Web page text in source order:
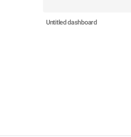
Untitled dashboard